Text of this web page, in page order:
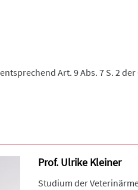
Art. 9 Abs. 7 S. 2
Prof. Ulrike Kleiner
Studium der